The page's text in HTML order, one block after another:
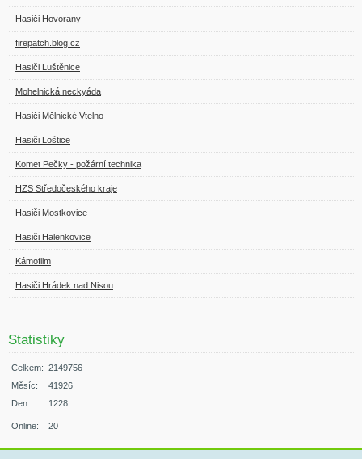
Hasiči Hovorany
firepatch.blog.cz
Hasiči Luštěnice
Mohelnická neckyáda
Hasiči Mělnické Vtelno
Hasiči Loštice
Komet Pečky - požární technika
HZS Středočeského kraje
Hasiči Mostkovice
Hasiči Halenkovice
Kámofilm
Hasiči Hrádek nad Nisou
Statistiky
Online: 20
Celkem: 2149756
Měsíc:
41926
Den:
1228